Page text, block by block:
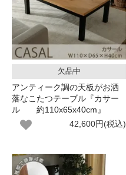
欠品中
アンティーク調の天板がお洒
落なこたつテーブル『カサー
ル 約110x65x40cm』
42,600円(税込)